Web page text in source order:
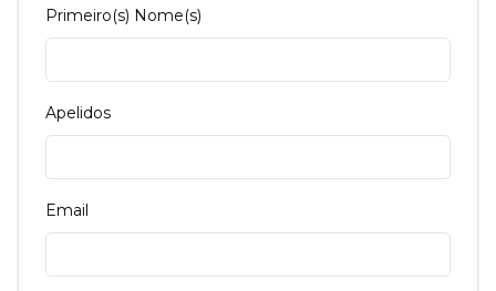
Primeiro(s) Nome(s)
Apelidos
Email